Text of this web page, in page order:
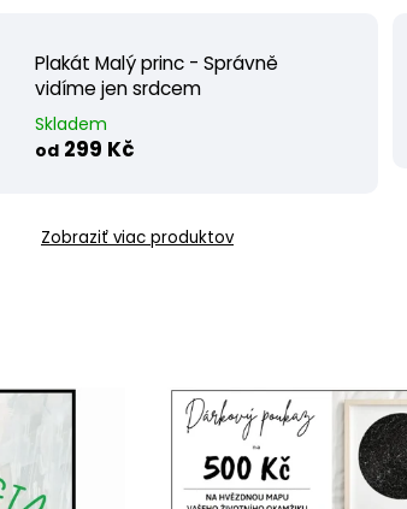
Plakát Malý princ - Správně
vidíme jen srdcem
Skladem
od 299 Kč
Zobraziť viac produktov